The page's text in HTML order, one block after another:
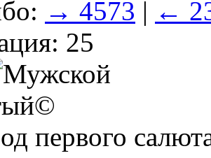
→ 4573 | ←
25
первого